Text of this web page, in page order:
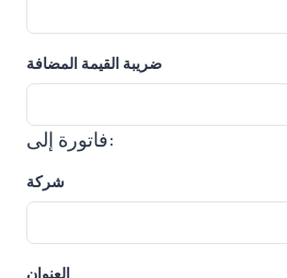
ضريبة القيمة المضافة
فاتورة إلى:
شركة
العنوان